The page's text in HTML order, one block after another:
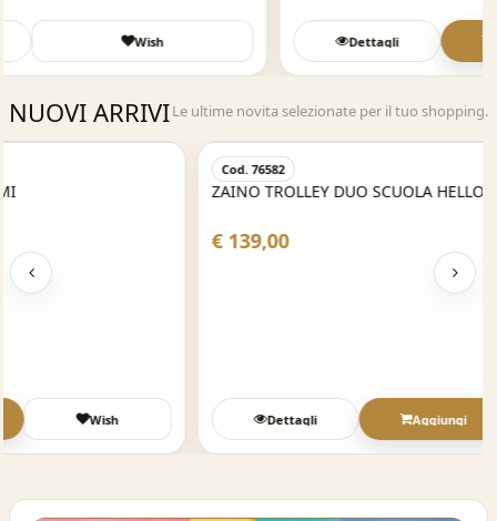
Dettagli Wish
NUOVI ARRIVILe ultime novita selezionate per il tuo shopping.
Acquisto Veloce
ZAINO TROLLEY DUO SCUOLA HELLO KITTY
Dettagli Aggiungi Wish